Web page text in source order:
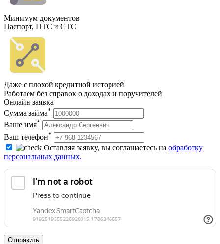
Минимум документов
Паспорт, ПТС и СТС
Даже с плохой кредитной историей
Работаем без справок о доходах и поручителей
Онлайн заявка
Сумма займа*
Ваше имя*
Ваш телефон*
Оставляя заявку, вы соглашаетесь на обработку
персональных данных.
Отправить